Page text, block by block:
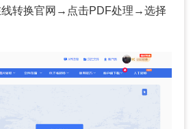
线转换官网→点击PDF处理→选择